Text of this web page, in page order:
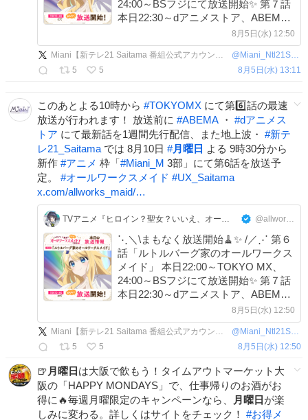
24:00～BSフジにて放送開始✨ 第７話
本日22:30～dアニメストア、ABEMA
にて地上波1週間先行・見放題独占配
信開始🌟 感想は #オールワークスメイ
ド で投稿してくださいね🎵
8月5日(水) 12:50
Miani【新テレ21 Saitama 番組公式アカウント】 @ Miani_Ntl21Sitm
5
5 8月5日(水) 13:11
このあとよる10時から #TOKYOMX にて第6️⃣話の最速
放送が行われます！ 放送前に #ABEMA ・ #dアニメス
トア にて最新話を1週間先行配信、また地上波・ #新テ
レ21_Saitama では 8月10日 #月曜日 よる 9時30分から
新作 #アニメ 枠「#Miani_M 3部」にて第6話を放送予
定。 #オールワークスメイド #UX_Saitama
x.com/allworks_maid/…
TVアニメ『ヒロイン？聖女？いいえ、オールワークスメイドです（誇）！』公式アカウント @allworks_maid
⋱＼\まもなく放送開始🧹✨ /／⋰ 第６
話「ルトルバーグ家のオールワークス
メイド」 本日22:00～TOKYO MX、
24:00～BSフジにて放送開始✨ 第７話
本日22:30～dアニメストア、ABEMA
にて地上波1週間先行・見放題独占配
信開始🌟 感想は #オールワークスメイ
ド で投稿してくださいね🎵
8月5日(水) 12:50
Miani【新テレ21 Saitama 番組公式アカウント】 @ Miani_Ntl21Sitm
5
5 8月5日(水) 12:50
🍺 月曜日 は大阪で飲もう！タイムアウトマーケット大
阪の「HAPPY MONDAYS」で、仕事帰りのお酒がお
得に🔥毎週月曜限定のキャンペーンなら、
月曜日 が楽
しみに変わる。詳しくはサイトをチェック！ #お得メ